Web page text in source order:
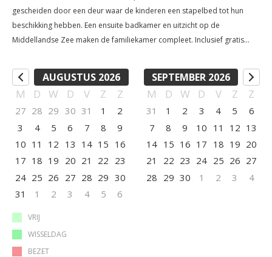
gescheiden door een deur waar de kinderen een stapelbed tot hun
beschikking hebben. Een ensuite badkamer en uitzicht op de
Middellandse Zee maken de familiekamer compleet. Inclusief gratis
nacht en inclusief ontbijt voor 4 personen. Maximale bezetting is 4
personen.AUGUSTUS 2026
M D W D V Z Z
27 28 29 30 31 1
2
3
4 5 6 7 8
9
10 11 12 13 14 15 16
17 18 19 20 21 22 23
24 25 26 27 28 29 30
31
1 2 3 4 5 6
SEPTEMBER 2026
M D W D V Z Z
31 1 2 3 4 5
6
7
8 9 10 11 12 13
14 15 16 17 18 19 20
21
22 23 24 25 26 27
28 29 30 1 2 3 4
VRIJ
WISSELDAG
BEZET